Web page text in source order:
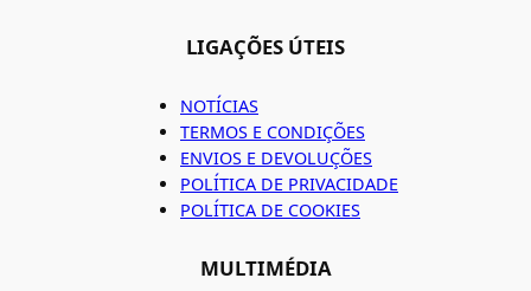
LIGAÇÕES ÚTEIS
NOTÍCIAS
TERMOS E CONDIÇÕES
ENVIOS E DEVOLUÇÕES
POLÍTICA DE PRIVACIDADE
POLÍTICA DE COOKIES
MULTIMÉDIA